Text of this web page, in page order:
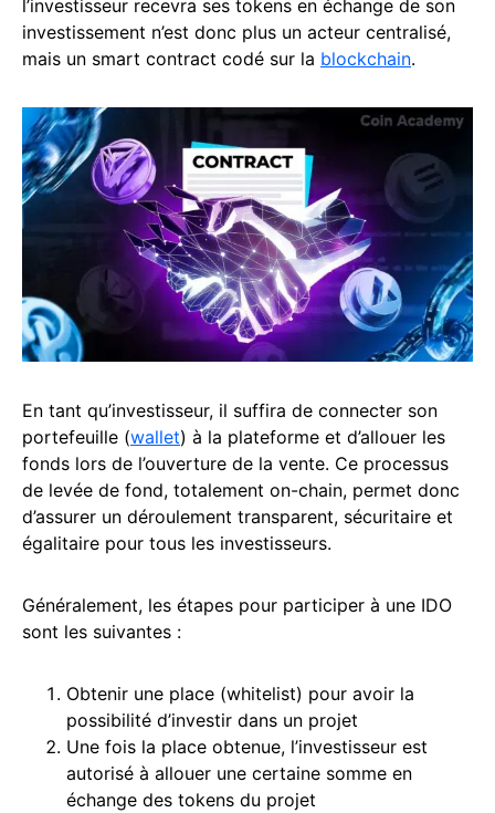
l’investisseur recevra ses tokens en échange de son
investissement n’est donc plus un acteur centralisé,
mais un smart contract codé sur la blockchain.
En tant qu’investisseur, il suffira de connecter son
portefeuille (wallet) à la plateforme et d’allouer les
fonds lors de l’ouverture de la vente. Ce processus
de levée de fond, totalement on-chain, permet donc
d’assurer un déroulement transparent, sécuritaire et
égalitaire pour tous les investisseurs.
Généralement, les étapes pour participer à une IDO
sont les suivantes :
Obtenir une place (whitelist) pour avoir la
possibilité d’investir dans un projet
Une fois la place obtenue, l’investisseur est
autorisé à allouer une certaine somme en
échange des tokens du projet